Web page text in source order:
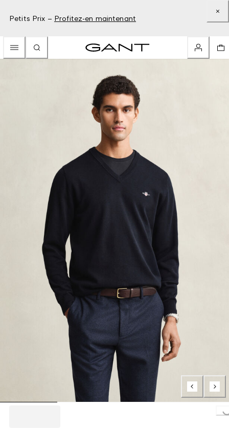
Petits Prix – Profitez-en maintenant